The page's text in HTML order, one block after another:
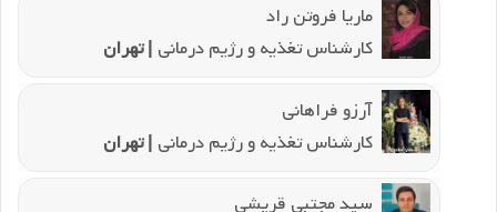
ماریا فروتن راد
کارشناس تغذیه و رژیم درمانی | تهران
آرزو فراهانی
کارشناس تغذیه و رژیم درمانی | تهران
سید مجتبی قریشی